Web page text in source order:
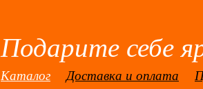
Подарите себе
Каталог Доставка и оплата